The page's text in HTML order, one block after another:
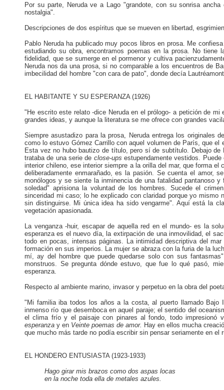
Por su parte, Neruda ve a Lago "grandote, con su sonrisa
nostalgia".
Descripciones de dos espíritus que se mueven en libertad,
Pablo Neruda ha publicado muy pocos libros en prosa. Me
estudiando su obra, encontramos poemas en la prosa. No
fidelidad, que se sumerge en el pormenor y cultiva
Neruda nos da una prosa, si no comparable a los encuentros de
imbecilidad del hombre "con cara de pato", donde decía
EL HABITANTE Y SU ESPERANZA (1926)
"He escrito este relato -dice Neruda en el prólogo- a petición de
grandes ideas, y aunque la literatura se me ofrece con grandes
Siempre asustadizo para la prosa, Neruda entrega los originales
como lo estuvo Gómez Carrillo con aquel volumen de París, que
Esta vez no hubo bautizo de título, pero sí de subtítulo. Debajo
trataba de una serie de close-upsestupendamente vestidos.
interior chileno, ese interior siempre a la orilla del mar, que forma
deliberadamente enmarañado, es la pasión. Se cuenta el amor,
monólogos y se siente la inminencia de una fatalidad pantanoso
soledad" aprisiona la voluntad de los hombres. Sucede el
sinceridad mi caso; lo he explicado con claridad porque yo
sin distinguirse. Mi única idea ha sido vengarme". Aquí está la
vegetación apasionada.
La venganza -huir, escapar de aquella red en el mundo- es la
esperanza es el nuevo día, la extirpación de una inmovilidad, el
todo en pocas, intensas páginas. La intimidad descriptiva del
formación en sus imperios. La mujer se abraza con la furia de la
mí, ay del hombre que puede quedarse solo con sus
monstruos. Se pregunta dónde estuvo, que fue lo qué pasó,
esperanza.
Respecto al ambiente marino, invasor y perpetuo en la obra del
"Mi familia iba todos los años a la costa, al puerto llamado
inmenso río que desemboca en aquel paraje; el sentido del
el clima frío y el paisaje con pinares al fondo, todo impresionó
esperanza y en Veinte poemas de amor. Hay en ellos mucha
que mucho más tarde no podía escribir sin pensar seriamente en
EL HONDERO ENTUSIASTA (1923-1933)
Hago girar mis brazos como dos aspas locas
en la noche toda ella de metales azules.